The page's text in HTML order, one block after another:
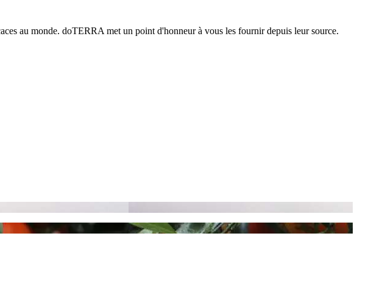
au monde. doTERRA met un point d'honneur à vous les fournir depuis leur source.